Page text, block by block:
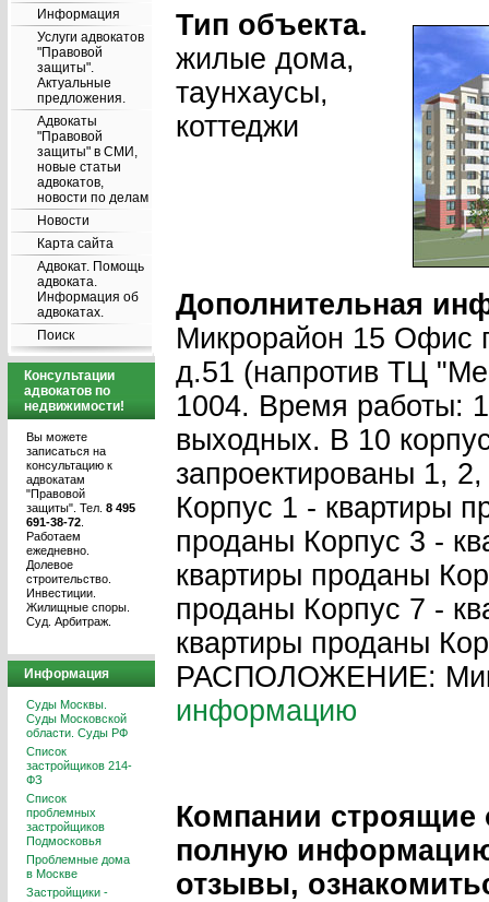
Информация
Услуги адвокатов
"Правовой
защиты".
Актуальные
предложения.
Адвокаты
"Правовой
защиты" в СМИ,
новые статьи
адвокатов,
новости по делам
Новости
Карта сайта
Адвокат. Помощь
адвоката.
Информация об
адвокатах.
Поиск
Консультации
адвокатов по
недвижимости!
Вы можете
записаться на
консультацию к
адвокатам
"Правовой
защиты". Тел. 8 495
691-38-72
Работаем
ежедневно.
Долевое
строительство.
Инвестиции.
Жилищные споры.
Суд. Арбитраж.
Информация
Суды Москвы.
Суды Московской
области. Суды РФ
Список
застройщиков 214-
ФЗ
Список
проблемных
застройщиков
Подмосковья
Проблемные дома
в Москве
Застройщики -
Тип объекта.
жилые дома,
таунхаусы,
коттеджи
Дополнительная
Микрорайон 15 Офис
д.51 (напротив ТЦ
1004. Время работы:
выходных. В 10
запроектированы 1,
Корпус 1 - квартиры
проданы Корпус 3 -
квартиры проданы
проданы Корпус 7 -
квартиры проданы
РАСПОЛОЖЕНИЕ:
информацию
Компании строящие
полную
отзывы,